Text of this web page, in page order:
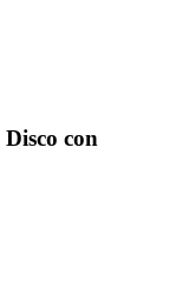
con